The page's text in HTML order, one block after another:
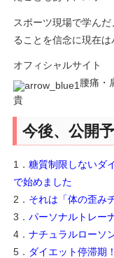
スポーツ現場で学ん
ることを信念に現在は
オフィシャルサイト
腰痛・
貴
今後、公開
1．糖質制限しないダ
で始めました
2． それは「体の歪み
3．パーソナルトレー
4．ナチュラルローソ
5． ダイエット停滞期